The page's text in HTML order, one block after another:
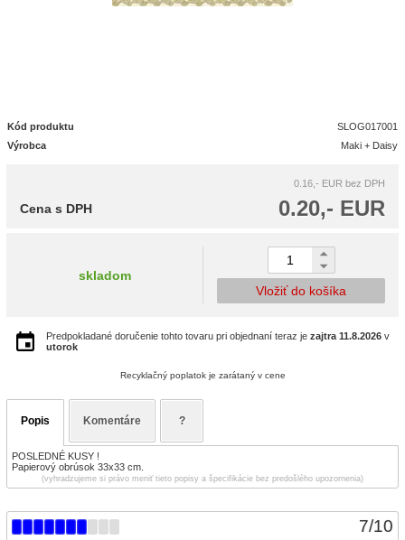
7/10
Kód produktu
SLOG017001
Výrobca
Maki + Daisy
0.16,- EUR bez DPH
0.20,- EUR
Cena s DPH
skladom
Vložiť do košíka
Predpokladané doručenie tohto tovaru pri objednaní teraz je zajtra 11.8.2026 v
utorok
Recyklačný poplatok je zarátaný v cene
Popis Komentáre ?
POSLEDNÉ KUSY !
Papierový obrúsok 33x33 cm.
(vyhradzujeme si právo meniť tieto popisy a špecifikácie bez predošlého upozornenia)